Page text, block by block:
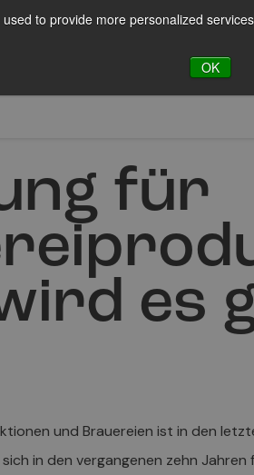
to provide more personalized
OK
für
es
und Brauereien ist in den
in den vergangenen zehn